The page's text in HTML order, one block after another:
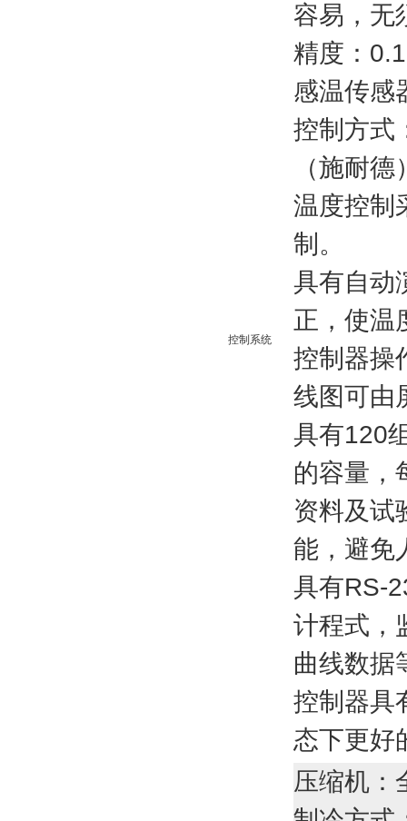
控制系统
容易，无
精度：
感温传感
控制方式
（施耐
温度控制
制。
具有自动
正，使温
控制器操
线图可由
具有120
的容量，
资料及试
能，避免
具有RS-
计程式，
曲线数据
控制器具
态下更好
压缩机：